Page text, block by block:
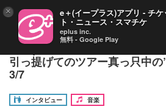
the quiet room、約3年振りと
引っ提げてのツアー真っ只中
3/7
インタビュー
音楽
× e＋(イープラス)アプリ - チケ
ト・ニュース・スマチケ
eplus inc.
無料 - Google Play